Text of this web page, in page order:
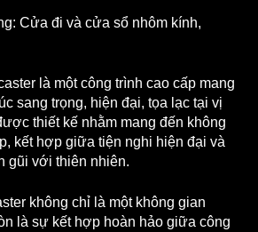
Cửa đi và cửa sổ nhôm kính,
là một công trình cao cấp mang
sang trọng, hiện đại, tọa lạc tại vị
thiết kế nhằm mang đến không
kết hợp giữa tiện nghi hiện đại và
gũi với thiên nhiên.
không chỉ là một không gian
là sự kết hợp hoàn hảo giữa công